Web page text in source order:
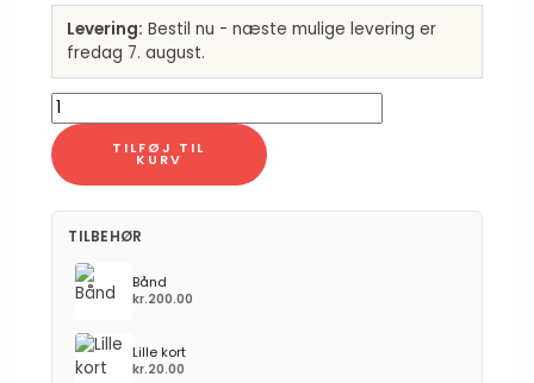
Levering: Bestil nu - næste mulige levering er
fredag 7. august.
TILFØJ TIL
KURV
TILBEHØR
Bånd
kr.200.00
Lille kort
kr.20.00